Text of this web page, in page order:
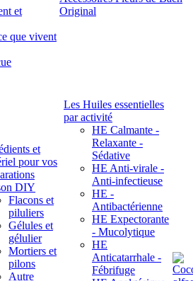
et
que vivent
Original
et
pour vos
DIY
Flacons et
piluliers
Gélules et
gélulier
Mortiers et
pilons
Autre
Les Huiles essentielles
par activité
HE Calmante -
Relaxante -
Sédative
HE Anti-virale -
Anti-infectieuse
HE -
Antibactérienne
HE Expectorante
- Mucolytique
HE
Anticatarrhale -
Fébrifuge